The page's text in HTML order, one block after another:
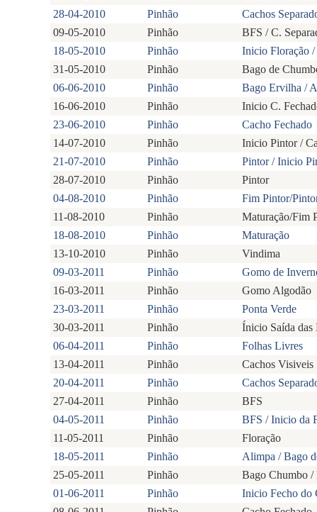
28-04-2010
Pinhão
Cachos
09-05-2010
Pinhão
BFS / C.
18-05-2010
Pinhão
Inicio Floração
31-05-2010
Pinhão
Bago de
06-06-2010
Pinhão
Bago Ervilha /
16-06-2010
Pinhão
Inicio C.
23-06-2010
Pinhão
Cacho Fechado
14-07-2010
Pinhão
Inicio Pintor /
21-07-2010
Pinhão
Pintor / Inicio
28-07-2010
Pinhão
Pintor
04-08-2010
Pinhão
Fim Pintor/
11-08-2010
Pinhão
Maturação/Fim
18-08-2010
Pinhão
Maturação
13-10-2010
Pinhão
Vindima
09-03-2011
Pinhão
Gomo de
16-03-2011
Pinhão
Gomo Algodão
23-03-2011
Pinhão
Ponta Verde
30-03-2011
Pinhão
Ínicio Saída das
06-04-2011
Pinhão
Folhas Livres
13-04-2011
Pinhão
Cachos Visiveis
20-04-2011
Pinhão
Cachos
27-04-2011
Pinhão
BFS
04-05-2011
Pinhão
BFS / Inicio da
11-05-2011
Pinhão
Floração
18-05-2011
Pinhão
Alimpa / Bago
25-05-2011
Pinhão
Bago Chumbo
01-06-2011
Pinhão
Inicio Fecho do